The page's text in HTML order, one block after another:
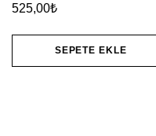
525,00₺
SEPETE EKLE